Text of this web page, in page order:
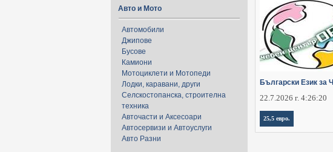
Авто и Мото
Автомобили
Джипове
Бусове
Камиони
Мотоциклети и Мотопеди
Лодки, каравани, други
Селскостопанска, строителна
техника
Авточасти и Аксесоари
Автосервизи и Автоуслуги
Авто Разни
Български Език за Ч
22.7.2026 г. 4:26:20
25,5 евро.